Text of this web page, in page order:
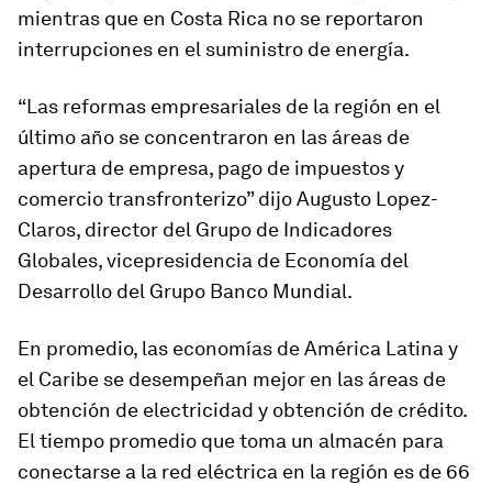
mientras que en Costa Rica no se reportaron
interrupciones en el suministro de energía.
“Las reformas empresariales de la región en el
último año se concentraron en las áreas de
apertura de empresa, pago de impuestos y
comercio transfronterizo” dijo Augusto Lopez-
Claros, director del Grupo de Indicadores
Globales, vicepresidencia de Economía del
Desarrollo del Grupo Banco Mundial.
En promedio, las economías de América Latina y
el Caribe se desempeñan mejor en las áreas de
obtención de electricidad y obtención de crédito.
El tiempo promedio que toma un almacén para
conectarse a la red eléctrica en la región es de 66